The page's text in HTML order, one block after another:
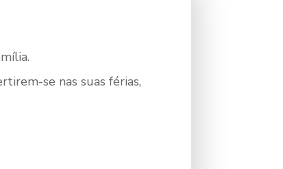
se nas suas férias,